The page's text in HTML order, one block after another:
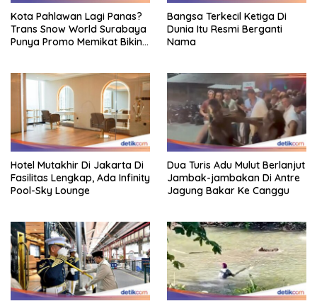
Kota Pahlawan Lagi Panas?
Trans Snow World Surabaya
Punya Promo Memikat Bikin
Bangsa Terkecil Ketiga Di
Dunia Itu Resmi Berganti
Nama
Hotel Mutakhir Di Jakarta Di
Fasilitas Lengkap, Ada Infinity
Pool-Sky Lounge
Dua Turis Adu Mulut Berlanjut
Jambak-jambakan Di Antre
Jagung Bakar Ke Canggu